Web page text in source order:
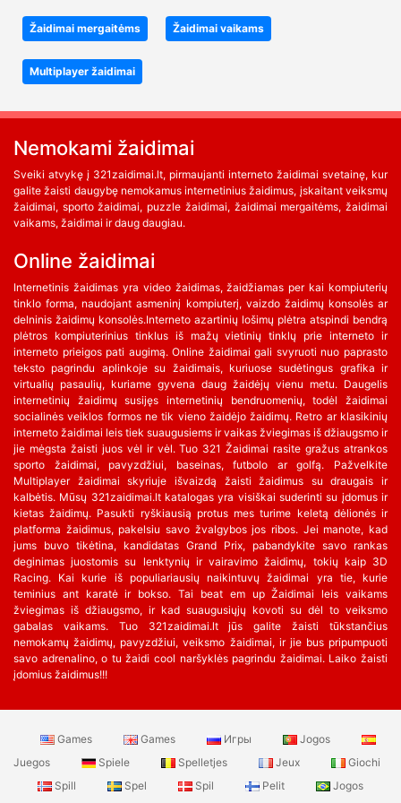
Žaidimai mergaitėms Žaidimai vaikams
Multiplayer žaidimai
Nemokami žaidimai
Sveiki atvykę į 321zaidimai.lt, pirmaujanti interneto žaidimai svetainę, kur
galite žaisti daugybę nemokamus internetinius žaidimus, įskaitant veiksmų
žaidimai, sporto žaidimai, puzzle žaidimai, žaidimai mergaitėms, žaidimai
vaikams, žaidimai ir daug daugiau.
Online žaidimai
Internetinis žaidimas yra video žaidimas, žaidžiamas per kai kompiuterių
tinklo forma, naudojant asmeninį kompiuterį, vaizdo žaidimų konsolės ar
delninis žaidimų konsolės.Interneto azartinių lošimų plėtra atspindi bendrą
plėtros kompiuterinius tinklus iš mažų vietinių tinklų prie interneto ir
interneto prieigos pati augimą. Online žaidimai gali svyruoti nuo paprasto
teksto pagrindu aplinkoje su žaidimais, kuriuose sudėtingus grafika ir
virtualių pasaulių, kuriame gyvena daug žaidėjų vienu metu. Daugelis
internetinių žaidimų susijęs internetinių bendruomenių, todėl žaidimai
socialinės veiklos formos ne tik vieno žaidėjo žaidimų. Retro ar klasikinių
interneto žaidimai leis tiek suaugusiems ir vaikas žviegimas iš džiaugsmo ir
jie mėgsta žaisti juos vėl ir vėl. Tuo 321 Žaidimai rasite gražus atrankos
sporto žaidimai, pavyzdžiui, baseinas, futbolo ar golfą. Pažvelkite
Multiplayer žaidimai skyriuje išvaizdą žaisti žaidimus su draugais ir
kalbėtis. Mūsų 321zaidimai.lt katalogas yra visiškai suderinti su įdomus ir
kietas žaidimų. Pasukti ryškiausią protus mes turime keletą dėlionės ir
platforma žaidimus, pakelsiu savo žvalgybos jos ribos. Jei manote, kad
jums buvo tikėtina, kandidatas Grand Prix, pabandykite savo rankas
deginimas juostomis su lenktynių ir vairavimo žaidimų, tokių kaip 3D
Racing. Kai kurie iš populiariausių naikintuvų žaidimai yra tie, kurie
teminius ant karatė ir bokso. Tai beat em up Žaidimai leis vaikams
žviegimas iš džiaugsmo, ir kad suaugusiųjų kovoti su dėl to veiksmo
gabalas vaikams. Tuo 321zaidimai.lt jūs galite žaisti tūkstančius
nemokamų žaidimų, pavyzdžiui, veiksmo žaidimai, ir jie bus pripumpuoti
savo adrenalino, o tu žaidi cool naršyklės pagrindu žaidimai. Laiko žaisti
įdomius žaidimus!!!
Games Games Игры
Jogos
Juegos
Spiele Spelletjes Jeux
Giochi
Spill
Spel Spil Pelit
Jogos